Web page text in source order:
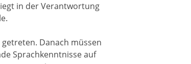
in der Verantwortung
Danach müssen
Sprachkenntnisse auf